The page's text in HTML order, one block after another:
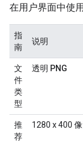
在用户界面中使
指
南
说明
文
件
类
型
透明 PNG
推
荐
1280 x 400